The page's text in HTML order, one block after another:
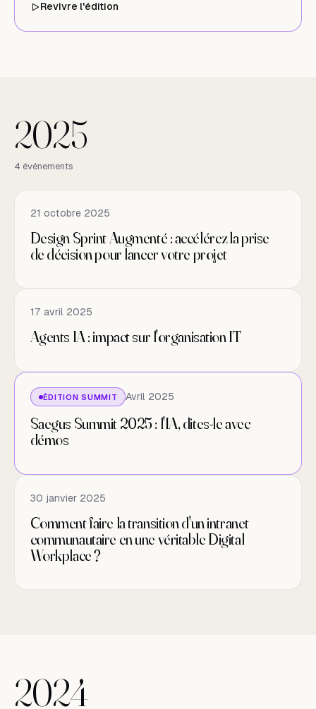
Revivre l'édition
(nouvel onglet)
2025
2025
4 événements
21 octobre 2025
Design Sprint Augmenté : accélérez la prise
de décision pour lancer votre projet
17 avril 2025
Agents IA : impact sur l'organisation IT
ÉDITION SUMMIT Avril 2025
Saegus Summit 2025 : l'IA, dites-le avec
démos
30 janvier 2025
Comment faire la transition d'un intranet
communautaire en une véritable Digital
Workplace ?
2024
2024